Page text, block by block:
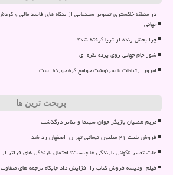
در منطقه خاکستری تصویر سینمایی از بنگاه های فاسد مالی و
جهانی
چرا پخش زنده از ثریا گرفته شد؟
شور جام جهانی روی پرده نقره ای
امروز ارتباطات با سرنوشت جوامع گره خورده است
پربحث ترین ها
مریم همتیان بازیگر جوان سینما و تئاتر درگذشت
فروش بلیت ۲۱ میلیون تومانی تهران_اصفهان رد شد
علت تغییر ناگهانی بارندگی ها چیست؟ احتمال بارندگی های فراتر از
فیلم اودیسه فروش کتاب را افزایش داد جایگاه ترجمه های متفاوت